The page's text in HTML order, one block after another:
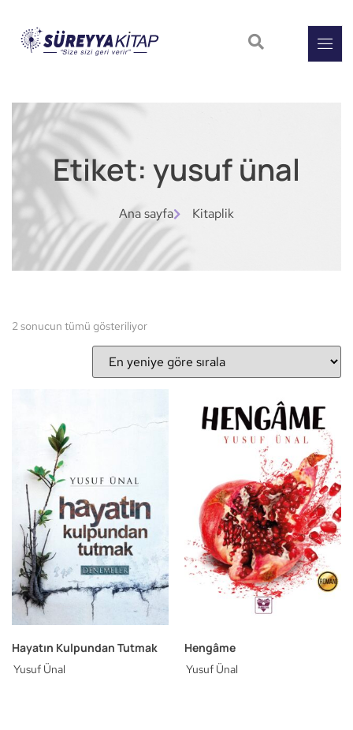
Etiket: yusuf ünal
Ana sayfa Kitaplik
2 sonucun tümü gösteriliyor
Hayatın Kulpundan Tutmak
Yusuf Ünal
Hengâme
Yusuf Ünal